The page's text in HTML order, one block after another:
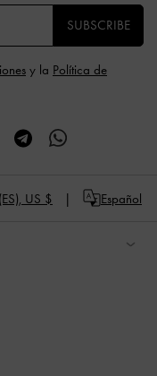
SUBSCRIBE
y la Política de
US $ Español